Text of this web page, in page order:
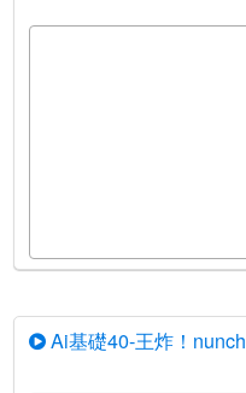
Ai基礎40-王炸！